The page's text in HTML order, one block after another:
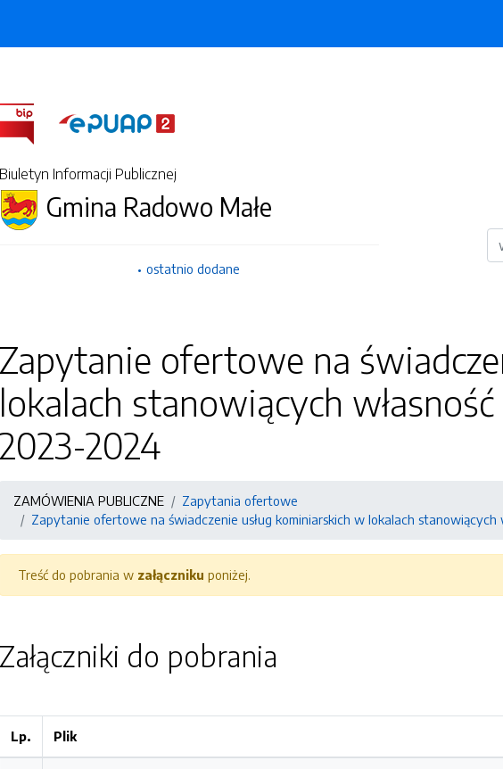
Biuletyn Informacji Publicznej
Gmina Radowo Małe
ostatnio dodane
Zapytanie ofertowe na
lokalach stanowiących
2023-2024
ZAMÓWIENIA PUBLICZNE
Zapytania ofertowe
Zapytanie ofertowe na świadczenie usług kominiarskich w lokalach
Treść do pobrania w załączniku poniżej.
Załączniki do pobrania
Lp. Plik